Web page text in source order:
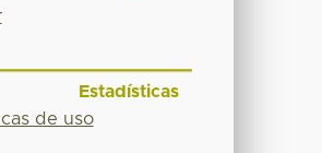
Estadísticas
de uso